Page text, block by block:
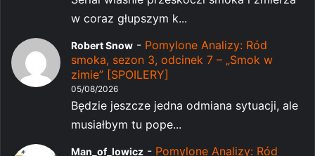
w coraz głupszym k...
Robert Snow - Pomylone Analizy: Ród
smoka, sezon 3, odcinek 7 – „Smok w
zimie” [SPOILERY]
05/08/2026
Będzie jeszcze jedna odmiana sytuacji, ale
musiałbym tu pope...
Man_of_lowicz - Pomylone Analizy: Ród